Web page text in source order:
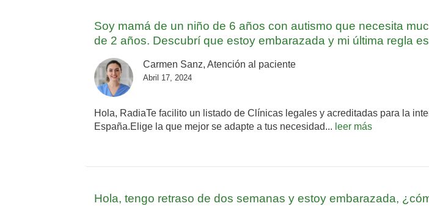
Soy mamá de un niño de 6 años con autismo que necesita
de 2 años. Descubrí que estoy embarazada y mi última regla
Carmen Sanz, Atención al paciente
Abril 17, 2024
Hola, RadiaTe facilito un listado de Clínicas legales y acreditadas para la
España.Elige la que mejor se adapte a tus necesidad... leer más
Hola, tengo retraso de dos semanas y estoy embarazada,